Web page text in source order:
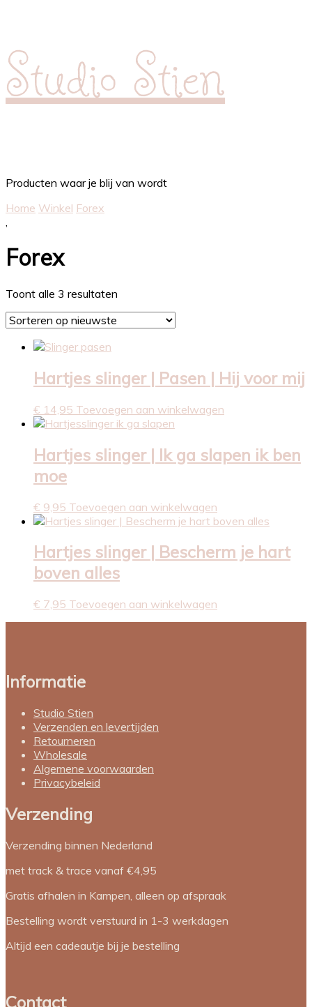
Studio Stien
Producten waar je blij van wordt
Home Winkel Forex
,
Forex
Toont alle 3 resultaten
Hartjes slinger | Pasen | Hij voor mij
€ 14,95 Toevoegen aan winkelwagen
Hartjes slinger | Ik ga slapen ik ben
moe
€ 9,95 Toevoegen aan winkelwagen
Hartjes slinger | Bescherm je hart
boven alles
€ 7,95 Toevoegen aan winkelwagen
Informatie
Studio Stien
Verzenden en levertijden
Retourneren
Wholesale
Algemene voorwaarden
Privacybeleid
Verzending
Verzending binnen Nederland
met track & trace vanaf €4,95
Gratis afhalen in Kampen, alleen op afspraak
Bestelling wordt verstuurd in 1-3 werkdagen
Altijd een cadeautje bij je bestelling
Contact